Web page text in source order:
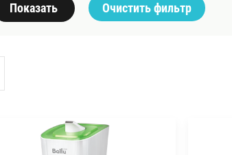
Показать Очистить фильтр